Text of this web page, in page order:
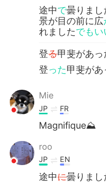
途中で曇りま
景が目の前に広
れましたでもい
登る甲斐があっ
登った甲斐があ
Mie
JP FR
Magnifique⛰
roo
JP EN
途中に曇りまし